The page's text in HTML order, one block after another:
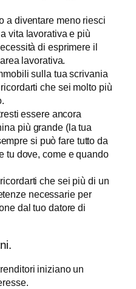
a diventare meno riesci
vita lavorativa e più
di esprimere il
lavorativa.
sulla tua scrivania
che sei molto più
essere ancora
più grande (la tua
si può fare tutto da
tu dove, come e quando
che sei più di un
necessarie per
dal tuo datore di
iniziano un